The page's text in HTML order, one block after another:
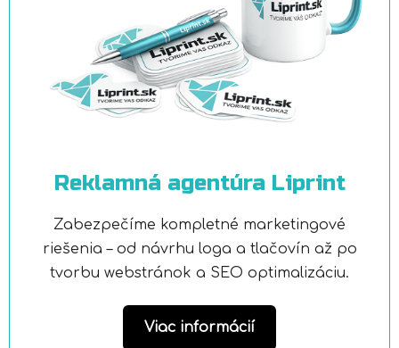
Reklamná agentúra Liprint
Zabezpečíme kompletné marketingové
riešenia – od návrhu loga a tlačovín až po
tvorbu webstránok a SEO optimalizáciu.
Viac informácií